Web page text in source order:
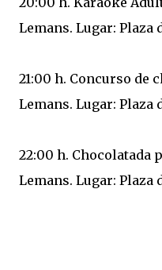
Lemans. Lugar: Plaza
21:00 h. Concurso de
Lemans. Lugar: Plaza
22:00 h. Chocolatada
Lemans. Lugar: Plaza